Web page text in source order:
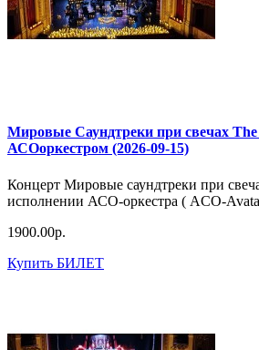
Мировые Саундтреки при свечах The
АСОоркестром (2026-09-15)
Концерт Мировые саундтреки при
исполнении АСО-оркестра ( ACO-
1900.00р.
Купить БИЛЕТ